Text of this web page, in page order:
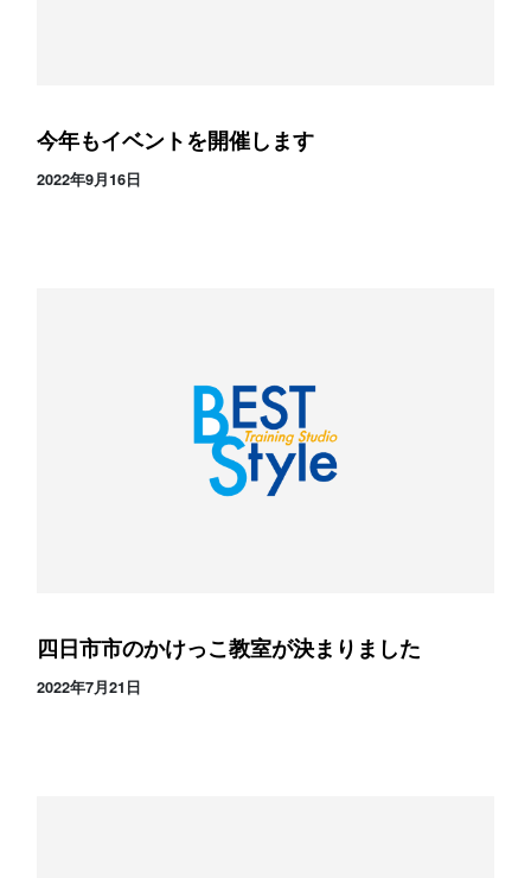
今年もイベントを開催します
2022年9月16日
四日市市のかけっこ教室が決まりました
2022年7月21日